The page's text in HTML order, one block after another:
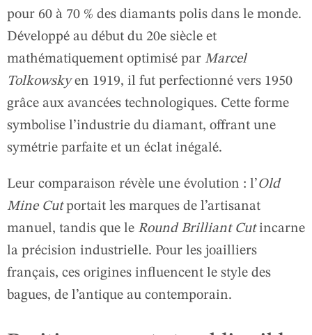
pour 60 à 70 % des diamants polis dans le monde.
Développé au début du 20e siècle et
mathématiquement optimisé par Marcel
Tolkowskyen 1919, il fut perfectionné vers 1950
grâce aux avancées technologiques. Cette forme
symbolise l’industrie du diamant, offrant une
symétrie parfaite et un éclat inégalé.
Leur comparaison révèle une évolution : l’Old
Mine Cutportait les marques de l’artisanat
manuel, tandis que le Round Brilliant Cutincarne
la précision industrielle. Pour les joailliers
français, ces origines influencent le style des
bagues, de l’antique au contemporain.